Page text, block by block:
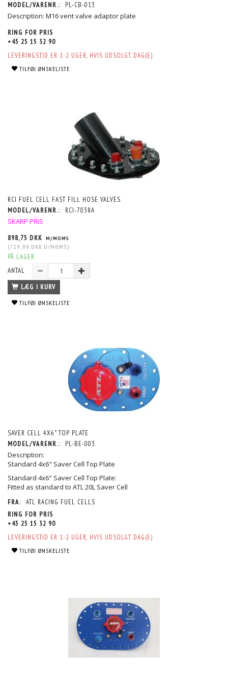
MODEL/VARENR.:
PL-CB-013
Description: M16 vent valve adaptor plate
RING FOR PRIS
+45 25 15 32 90
LEVERINGSTID ER 1-2 UGER, HVIS UDSOLGT. DAG(E)
TILFØJ ØNSKELISTE
RCI FUEL CELL FAST FILL HOSE VALVES
MODEL/VARENR.:
RCI-7038A
SKARP PRIS
898,75 DKK M/MOMS
(719,00 DKK U/MOMS )
PÅ LAGER
ANTAL
LÆG I KURV
TILFØJ ØNSKELISTE
SAVER CELL 4X6" TOP PLATE
MODEL/VARENR.:
PL-BE-003
Description:
Standard 4x6" Saver Cell Top Plate
Standard 4x6" Saver Cell Top Plate:
Fitted as standard to ATL 20L Saver Cell
FRA: ATL RACING FUEL CELLS
RING FOR PRIS
+45 25 15 32 90
LEVERINGSTID ER 1-2 UGER, HVIS UDSOLGT. DAG(E)
TILFØJ ØNSKELISTE